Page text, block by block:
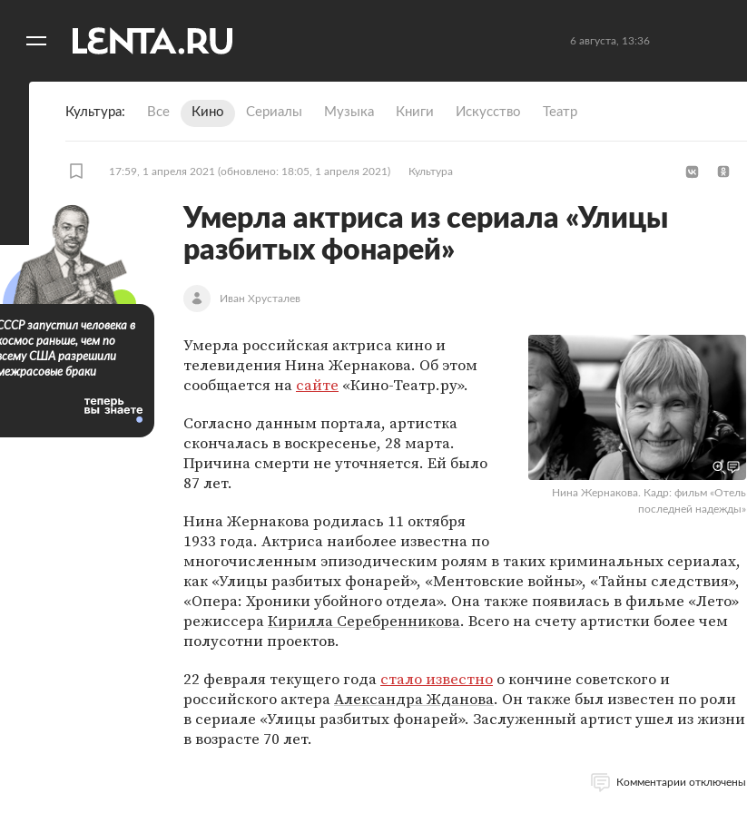
6 августа, 13:36
Культура Все Кино Сериалы Музыка Книги Искусство Театр
17:59, 1 апреля 2021 (обновлено: 18:05, 1 апреля 2021) Культура
Умерла актриса из сериала «Улицы
разбитых фонарей»
Иван Хрусталев
Нина Жернакова. Кадр: фильм «Отель
последней надежды»
Умерла российская актриса кино и
телевидения Нина Жернакова. Об этом
сообщается на сайте «Кино-Театр.ру».
Согласно данным портала, артистка
скончалась в воскресенье, 28 марта.
Причина смерти не уточняется. Ей было
87 лет.
Нина Жернакова родилась 11 октября
1933 года. Актриса наиболее известна по
многочисленным эпизодическим ролям в таких криминальных сериалах,
как «Улицы разбитых фонарей», «Ментовские войны», «Тайны следствия»,
«Опера: Хроники убойного отдела». Она также появилась в фильме «Лето»
режиссераКирилла Серебренникова. Всего на счету артистки более чем
полусотни проектов.
22 февраля текущего года стало известно о кончине советского и
российского актераАлександра Жданова. Он также был известен по роли
в сериале «Улицы разбитых фонарей». Заслуженный артист ушел из жизни
в возрасте 70 лет.
Комментарии отключены
запустил человека в
раньше, чем по
США разрешили
браки